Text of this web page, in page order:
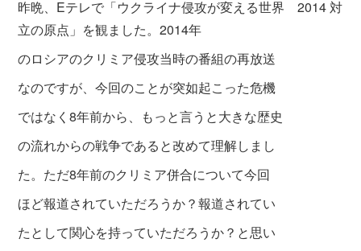
昨晩、Eテレで「ウクライナ侵攻が変える世界 2014 対
立の原点」を観ました。2014年
のロシアのクリミア侵攻当時の番組の再放送
なのですが、今回のことが突如起こった危機
ではなく8年前から、もっと言うと大きな歴史
の流れからの戦争であると改めて理解しまし
た。ただ8年前のクリミア併合について今回
ほど報道されていただろうか？報道されてい
たとして関心を持っていただろうか？と思い